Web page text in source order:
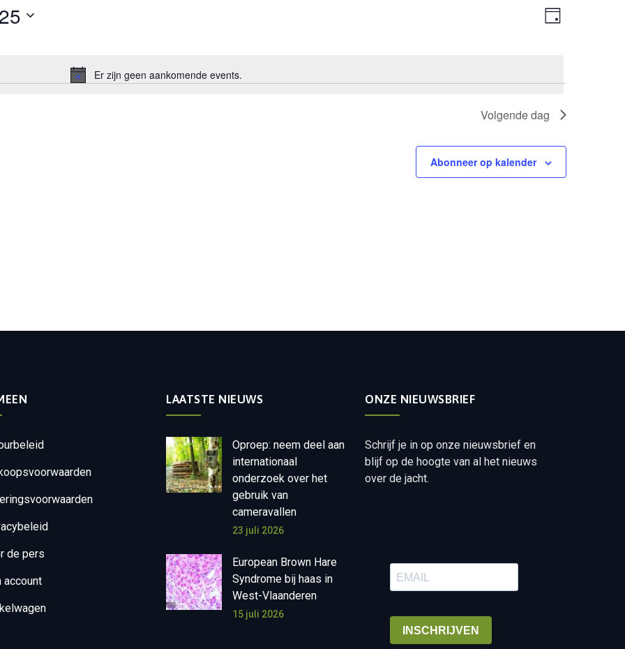
Notice
Er zijn geen aankomende events.
Views
Event
Dag
Volgende dag
Abonneer op kalender
de pers
account
LAATSTE NIEUWS
Oproep: neem deel aan
internationaal
onderzoek over het
gebruik van
cameravallen
23 juli 2026
European Brown Hare
Syndrome bij haas in
West-Vlaanderen
15 juli 2026
ONZE NIEUWSBRIEF
Schrijf je in op onze nieuwsbrief en
blijf op de hoogte van al het nieuws
over de jacht.